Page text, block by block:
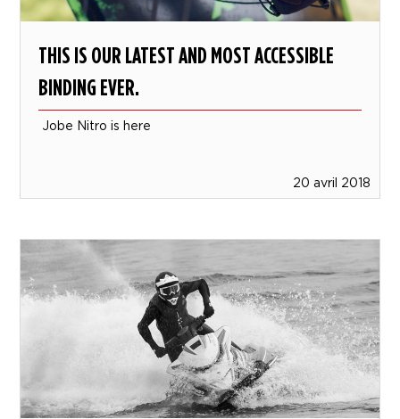
THIS IS OUR LATEST AND MOST ACCESSIBLE
BINDING EVER.
Jobe Nitro is here
20 avril 2018